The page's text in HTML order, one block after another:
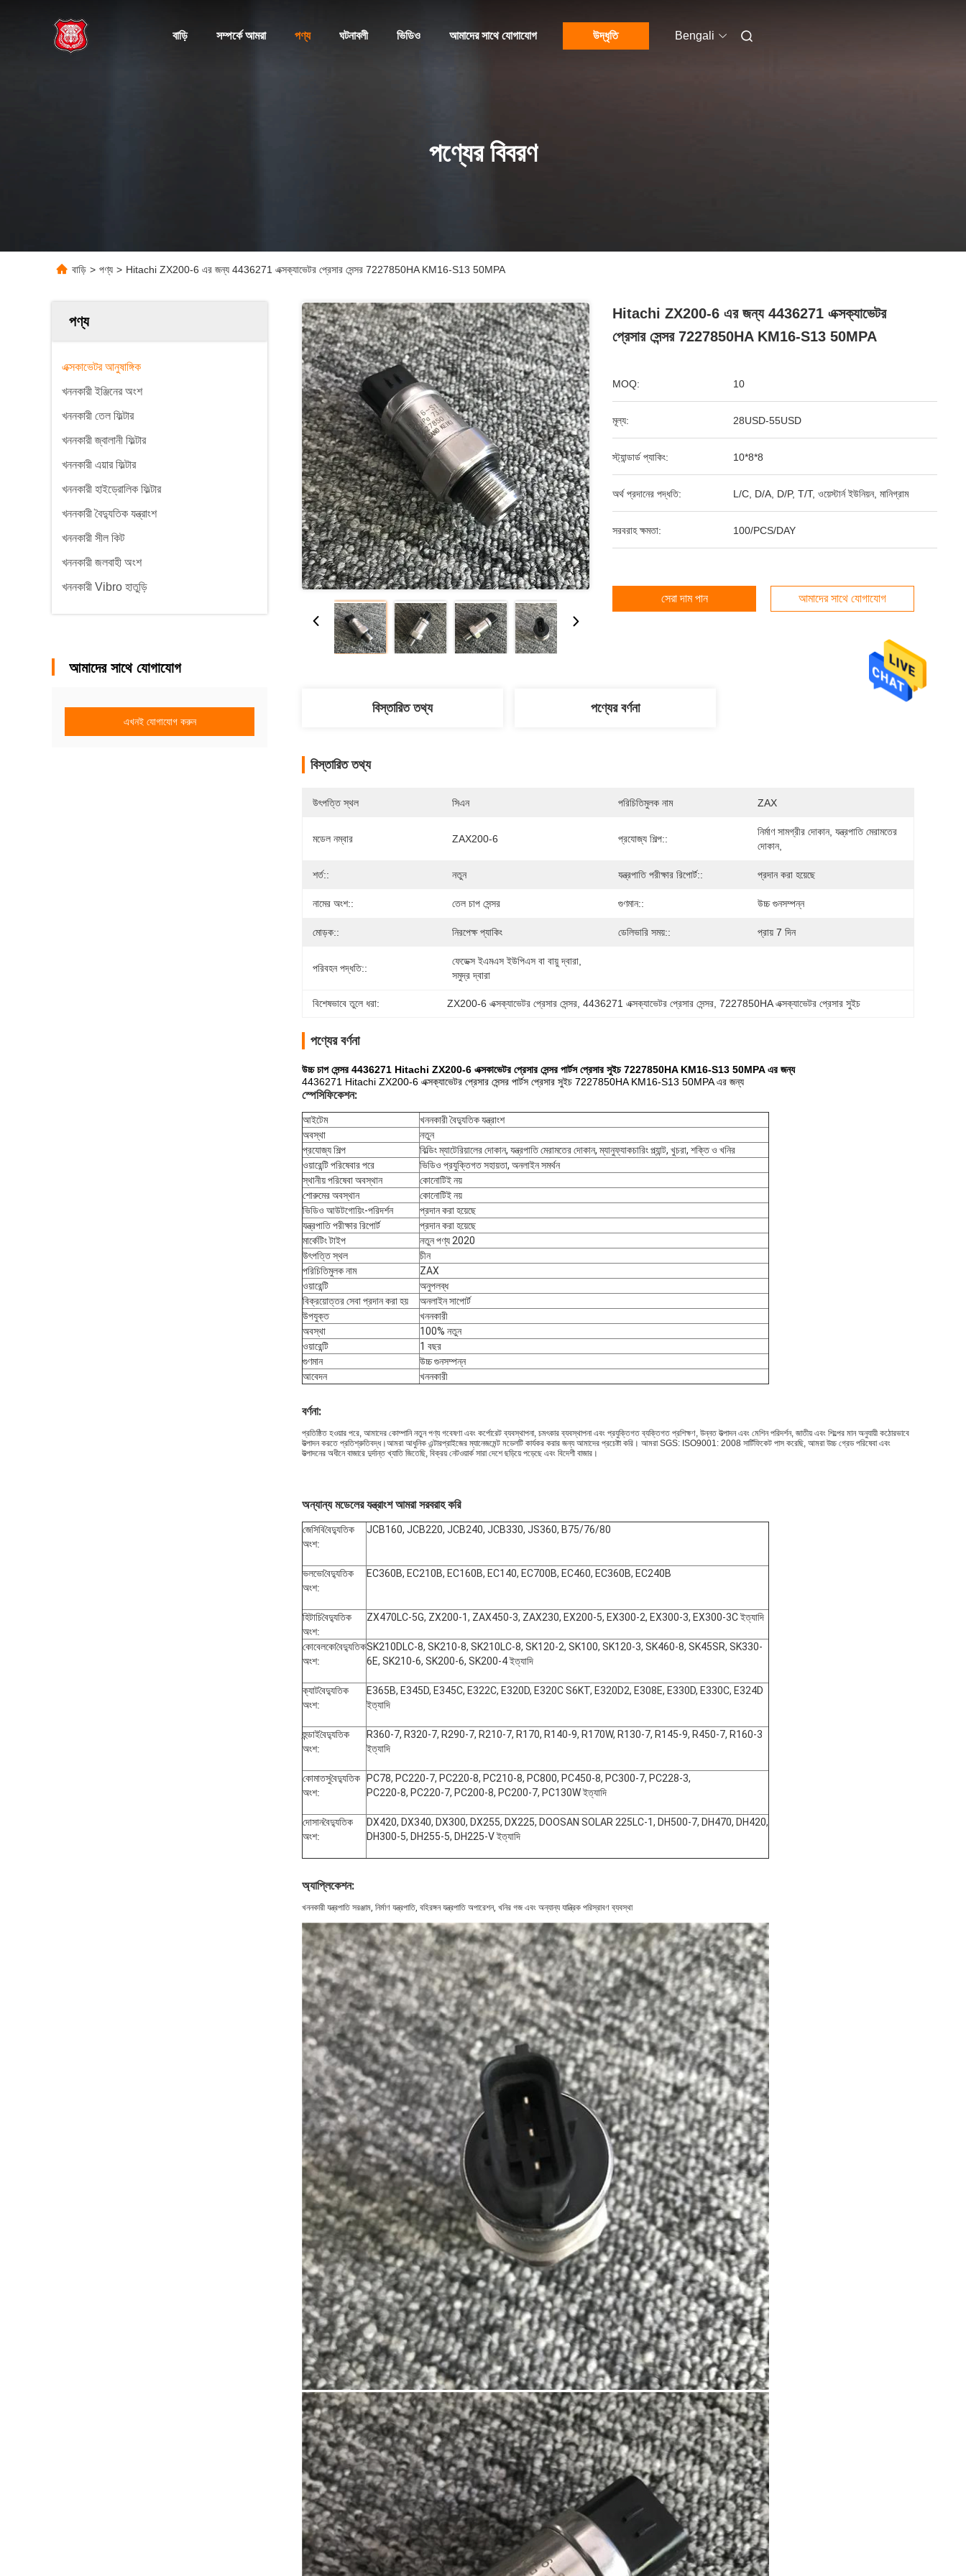
বাড়ি সম্পর্কে আমরা পণ্য ঘটনাবলী ভিডিও আমাদের সাথে যোগাযোগ উদ্ধৃতি Bengali
পণ্যের বিবরণ
বাড়ি > পণ্য > Hitachi ZX200-6 এর জন্য 4436271 এক্সক্যাভেটর প্রেসার সেন্সর 7227850HA KM16-S13 50MPA
পণ্য
এক্সকাভেটর আনুষাঙ্গিক
খননকারী ইঞ্জিনের অংশ
খননকারী তেল ফিল্টার
খননকারী জ্বালানী ফিল্টার
খননকারী এয়ার ফিল্টার
খননকারী হাইড্রোলিক ফিল্টার
খননকারী বৈদ্যুতিক যন্ত্রাংশ
খননকারী সীল কিট
খননকারী জলবাহী অংশ
খননকারী Vibro হাতুড়ি
আমাদের সাথে যোগাযোগ
এখনই যোগাযোগ করুন
Hitachi ZX200-6 এর জন্য 4436271 এক্সক্যাভেটর
প্রেসার সেন্সর 7227850HA KM16-S13 50MPA
MOQ: 10
মূল্য: 28USD-55USD
স্ট্যান্ডার্ড প্যাকিং: 10*8*8
অর্থ প্রদানের পদ্ধতি: L/C, D/A, D/P, T/T, ওয়েস্টার্ন ইউনিয়ন, মানিগ্রাম
সরবরাহ ক্ষমতা: 100/PCS/DAY
সেরা দাম পান আমাদের সাথে যোগাযোগ
বিস্তারিত তথ্য পণ্যের বর্ণনা
বিস্তারিত তথ্য
উৎপত্তি স্থল সিএন পরিচিতিমুলক নাম ZAX
মডেল নম্বার ZAX200-6 প্রযোজ্য শিল্প::
নির্মাণ সামগ্রীর দোকান, যন্ত্রপাতি মেরামতের
দোকান,
শর্ত:: নতুন যন্ত্রপাতি পরীক্ষার রিপোর্ট:: প্রদান করা হয়েছে
নামের অংশ:: তেল চাপ সেন্সর গুণমান:: উচ্চ গুনসম্পন্ন
মোড়ক:: নিরপেক্ষ প্যাকিং ডেলিভারি সময়:: প্রায় 7 দিন
পরিবহন পদ্ধতি::
ফেডেক্স ইএমএস ইউপিএস বা বায়ু দ্বারা,
সমুদ্র দ্বারা
বিশেষভাবে তুলে ধরা: ZX200-6 এক্সক্যাভেটর প্রেসার সেন্সর , 4436271 এক্সক্যাভেটর প্রেসার সেন্সর , 7227850HA এক্সক্যাভেটর প্রেসার সুইচ
পণ্যের বর্ণনা
উচ্চ চাপ সেন্সর 4436271 Hitachi ZX200-6 এক্সকাভেটর প্রেসার সেন্সর পার্টস প্রেসার সুইচ 7227850HA KM16-S13 50MPA এর জন্য
4436271 Hitachi ZX200-6 এক্সক্যাভেটর প্রেসার সেন্সর পার্টস প্রেসার সুইচ 7227850HA KM16-S13 50MPA এর জন্য
স্পেসিফিকেশন:
আইটেম
খননকারী বৈদ্যুতিক যন্ত্রাংশ
অবস্থা
নতুন
প্রযোজ্য শিল্প
বিল্ডিং ম্যাটেরিয়ালের দোকান, যন্ত্রপাতি মেরামতের দোকান, ম্যানুফ্যাকচারিং প্ল্যান্ট, খুচরা, শক্তি ও খনির
ওয়ারেন্টি পরিষেবার পরে
ভিডিও প্রযুক্তিগত সহায়তা, অনলাইন সমর্থন
স্থানীয় পরিষেবা অবস্থান
কোনোটিই নয়
শোরুমের অবস্থান
কোনোটিই নয়
ভিডিও আউটগোয়িং-পরিদর্শন
প্রদান করা হয়েছে
যন্ত্রপাতি পরীক্ষার রিপোর্ট
প্রদান করা হয়েছে
মার্কেটিং টাইপ
নতুন পণ্য 2020
উৎপত্তি স্থল
চীন
পরিচিতিমুলক নাম
ZAX
ওয়ারেন্টি
অনুপলব্ধ
বিক্রয়োত্তর সেবা প্রদান করা হয়
অনলাইন সাপোর্ট
উপযুক্ত
খননকারী
অবস্থা
100% নতুন
ওয়ারেন্টি
1 বছর
গুণমান
উচ্চ গুনসম্পন্ন
আবেদন
খননকারী
বর্ণনা:
প্রতিষ্ঠিত হওয়ার পরে, আমাদের কোম্পানি নতুন পণ্য গবেষণা এবং কর্পোরেট ব্যবস্থাপনা, চমৎকার ব্যবস্থাপনা এবং প্রযুক্তিগত ব্যক্তিগত প্রশিক্ষণ, উন্নত উত্পাদন এবং মেশিন পরিদর্শন, জাতীয় এবং শিল্পের মান অনুযায়ী কঠোরভাবে
উত্পাদন করতে প্রতিশ্রুতিবদ্ধ।আমরা আধুনিক এন্টারপ্রাইজের ম্যানেজমেন্ট মডেলটি কার্যকর করার জন্য আমাদের প্রচেষ্টা করি। আমরা SGS: ISO9001: 2008 সার্টিফিকেট পাস করেছি, আমরা উচ্চ গ্রেড পরিষেবা এবং
উত্পাদনের অধীনে বাজারে দুর্দান্ত খ্যাতি জিতেছি, বিক্রয় নেটওয়ার্ক সারা দেশে ছড়িয়ে পড়েছে এবং বিদেশী বাজার।
অন্যান্য মডেলের যন্ত্রাংশ আমরা সরবরাহ করি
জেসিবিবৈদ্যুতিক
অংশ:
JCB160, JCB220, JCB240, JCB330, JS360, B75/76/80
ভলভোবৈদ্যুতিক
অংশ:
EC360B, EC210B, EC160B, EC140, EC700B, EC460, EC360B, EC240B
হিটাচিবৈদ্যুতিক
অংশ:
ZX470LC-5G, ZX200-1, ZAX450-3, ZAX230, EX200-5, EX300-2, EX300-3, EX300-3C ইত্যাদি
কোবেলকোবৈদ্যুতিক
অংশ:
SK210DLC-8, SK210-8, SK210LC-8, SK120-2, SK100, SK120-3, SK460-8, SK45SR, SK330-
6E, SK210-6, SK200-6, SK200-4 ইত্যাদি
ক্যাটবৈদ্যুতিক
অংশ:
E365B, E345D, E345C, E322C, E320D, E320C S6KT, E320D2, E308E, E330D, E330C, E324D
ইত্যাদি
হুন্ডাইবৈদ্যুতিক
অংশ:
R360-7, R320-7, R290-7, R210-7, R170, R140-9, R170W, R130-7, R145-9, R450-7, R160-3
ইত্যাদি
কোমাতসুবৈদ্যুতিক
অংশ:
PC78, PC220-7, PC220-8, PC210-8, PC800, PC450-8, PC300-7, PC228-3,
PC220-8, PC220-7, PC200-8, PC200-7, PC130W ইত্যাদি
দোসানবৈদ্যুতিক
অংশ:
DX420, DX340, DX300, DX255, DX225, DOOSAN SOLAR 225LC-1, DH500-7, DH470, DH420,
DH300-5, DH255-5, DH225-V ইত্যাদি
অ্যাপ্লিকেশন:
খননকারী যন্ত্রপাতি সরঞ্জাম, নির্মাণ যন্ত্রপাতি, বহিরঙ্গন যন্ত্রপাতি অপারেশন, খনির গজ এবং অন্যান্য যান্ত্রিক পরিস্রাবণ ব্যবস্থা